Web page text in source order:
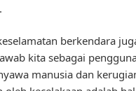
berkendara
kita sebagai
manusia dan